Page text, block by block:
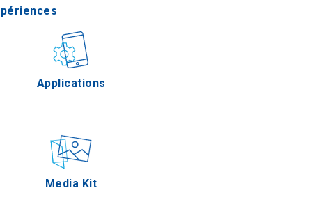
Applications
Media Kit